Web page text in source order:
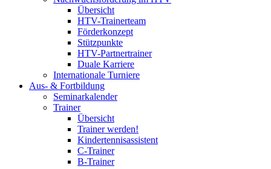
Übersicht
HTV-Trainerteam
Förderkonzept
Stützpunkte
HTV-Partnertrainer
Duale Karriere
Internationale Turniere
Aus- & Fortbildung
Seminarkalender
Trainer
Übersicht
Trainer werden!
Kindertennisassistent
C-Trainer
B-Trainer